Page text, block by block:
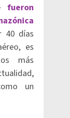
fueron
40 días
es
más
un